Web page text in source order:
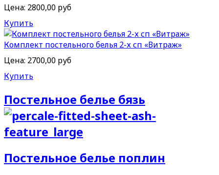
Цена: 2800,00 руб
Купить
Комплект постельного белья 2-х сп «Витраж»
Цена: 2700,00 руб
Купить
Постельное белье бязь
Постельное белье поплин